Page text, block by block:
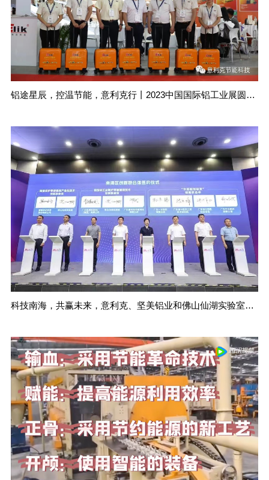
铝途星辰，控温节能，意利克行丨2023中国国际铝工业展圆满结束
科技南海，共赢未来，意利克、坚美铝业和佛山仙湖实验室共建铝型材节能、零碳、低氮热能装备燃烧技术创新联合体